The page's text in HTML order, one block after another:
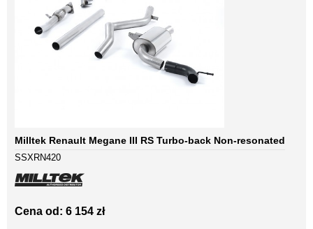
Milltek Renault Megane III RS Turbo-back Non-resonated
SSXRN420
Cena od: 6 154 zł